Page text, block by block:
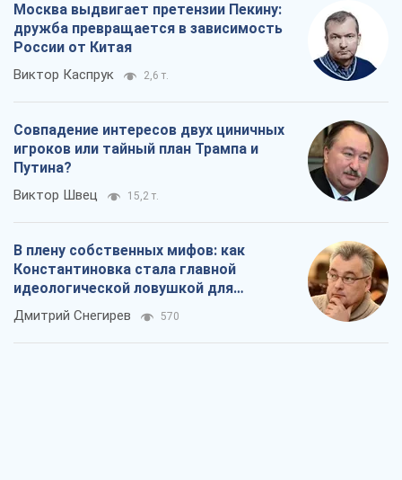
Москва выдвигает претензии Пекину:
дружба превращается в зависимость
России от Китая
Виктор Каспрук 2,6 т.
Совпадение интересов двух циничных
игроков или тайный план Трампа и
Путина?
Виктор Швец 15,2 т.
В плену собственных мифов: как
Константиновка стала главной
идеологической ловушкой для
российских оккупантов
Дмитрий Снегирев 570